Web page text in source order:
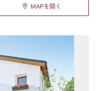
MAPを開く